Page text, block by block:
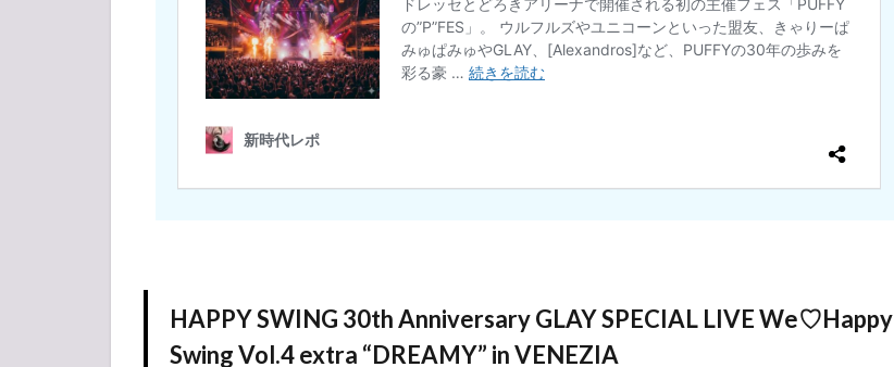
Vol.6
2.5
The
Millennium
Eve 2025
ライ
2025
セッ
HAPPY SWING 30th Anniversary GLAY SPECIAL LIVE We♡Happy
Swing Vol.4 extra “DREAMY” in VENEZIA